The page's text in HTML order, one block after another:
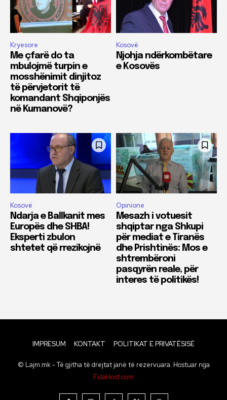
Kryesore
Me çfarë do ta
mbulojmë turpin e
mosshënimit dinjitoz
të përvjetorit të
komandant Shqiponjës
në Kumanovë?
Kosovë
Njohja ndërkombëtare
e Kosovës
Kosovë
Ndarja e Ballkanit mes
Europës dhe SHBA!
Eksperti zbulon
shtetet që rrezikojnë
Opinione
Mesazh i votuesit
shqiptar nga Shkupi
për mediat e Tiranës
dhe Prishtinës: Mos e
shtrembëroni
pasqyrën reale, për
interes të politikës!
IMPRESUM KONTAKT POLITIKAT E PRIVATËSISË
© Lajm.mk - Të gjitha të drejtat janë të rezervuara. Hostuar nga
FidaHost.com